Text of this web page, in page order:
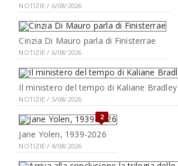
NOTIZIE / 6/08/2026
Cinzia Di Mauro parla di Finisterrae
NOTIZIE / 6/08/2026
Il ministero del tempo di Kaliane Bradley
NOTIZIE / 5/08/2026
2
Jane Yolen, 1939-2026
NOTIZIE / 4/08/2026